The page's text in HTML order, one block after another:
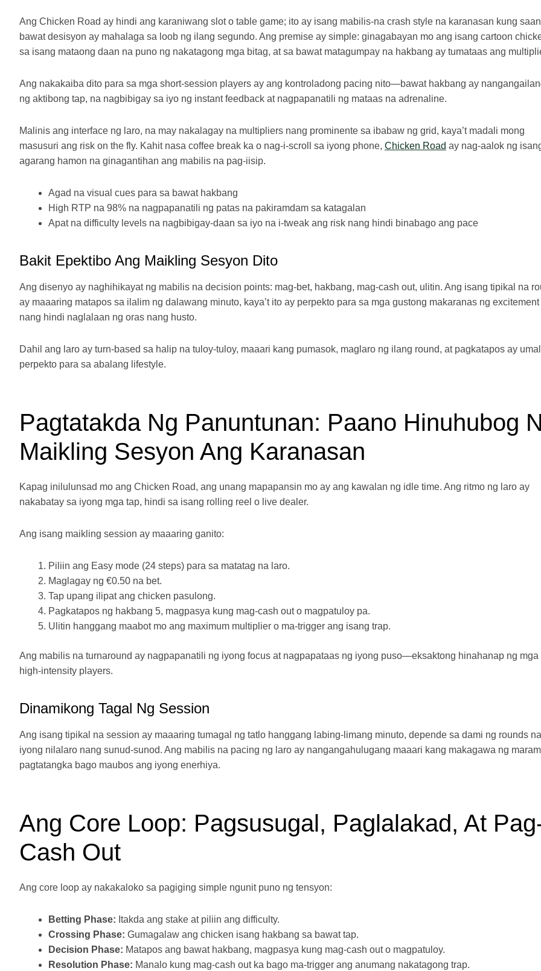
Ang Chicken Road ay hindi ang karaniwang slot o table game; ito ay isang mabilis‑na crash style na karanasan kung saan
bawat desisyon ay mahalaga sa loob ng ilang segundo. Ang premise ay simple: ginagabayan mo ang isang cartoon
sa isang mataong daan na puno ng nakatagong mga bitag, at sa bawat matagumpay na hakbang ay tumataas ang
Ang nakakaiba dito para sa mga short‑session players ay ang kontroladong pacing nito—bawat hakbang ay
ng aktibong tap, na nagbibigay sa iyo ng instant feedback at nagpapanatili ng mataas na adrenaline.
Malinis ang interface ng laro, na may nakalagay na multipliers nang prominente sa ibabaw ng grid, kaya’t madali mong
masusuri ang risk on the fly. Kahit nasa coffee break ka o nag-i-scroll sa iyong phone, Chicken Road ay nag-aalok ng
agarang hamon na ginagantihan ang mabilis na pag-iisip.
Agad na visual cues para sa bawat hakbang
High RTP na 98% na nagpapanatili ng patas na pakiramdam sa katagalan
Apat na difficulty levels na nagbibigay-daan sa iyo na i-tweak ang risk nang hindi binabago ang pace
Bakit Epektibo Ang Maikling Sesyon Dito
Ang disenyo ay naghihikayat ng mabilis na decision points: mag-bet, hakbang, mag-cash out, ulitin. Ang isang tipikal na
ay maaaring matapos sa ilalim ng dalawang minuto, kaya’t ito ay perpekto para sa mga gustong makaranas ng excitement
nang hindi naglalaan ng oras nang husto.
Dahil ang laro ay turn‑based sa halip na tuloy-tuloy, maaari kang pumasok, maglaro ng ilang round, at pagkatapos ay
perpekto para sa abalang lifestyle.
Pagtatakda Ng Panuntunan: Paano Hinuhubog
Maikling Sesyon Ang Karanasan
Kapag inilulunsad mo ang Chicken Road, ang unang mapapansin mo ay ang kawalan ng idle time. Ang ritmo ng laro ay
nakabatay sa iyong mga tap, hindi sa isang rolling reel o live dealer.
Ang isang maikling session ay maaaring ganito:
Piliin ang Easy mode (24 steps) para sa matatag na laro.
Maglagay ng €0.50 na bet.
Tap upang ilipat ang chicken pasulong.
Pagkatapos ng hakbang 5, magpasya kung mag-cash out o magpatuloy pa.
Ulitin hanggang maabot mo ang maximum multiplier o ma-trigger ang isang trap.
Ang mabilis na turnaround ay nagpapanatili ng iyong focus at nagpapataas ng iyong puso—eksaktong hinahanap ng mga
high‑intensity players.
Dinamikong Tagal Ng Session
Ang isang tipikal na session ay maaaring tumagal ng tatlo hanggang labing-limang minuto, depende sa dami ng rounds na
iyong nilalaro nang sunud-sunod. Ang mabilis na pacing ng laro ay nangangahulugang maaari kang makagawa ng
pagtatangka bago maubos ang iyong enerhiya.
Ang Core Loop: Pagsusugal, Paglalakad, At
Cash Out
Ang core loop ay nakakaloko sa pagiging simple ngunit puno ng tensyon:
Betting Phase: Itakda ang stake at piliin ang difficulty.
Crossing Phase: Gumagalaw ang chicken isang hakbang sa bawat tap.
Decision Phase: Matapos ang bawat hakbang, magpasya kung mag-cash out o magpatuloy.
Resolution Phase: Manalo kung mag-cash out ka bago ma-trigger ang anumang nakatagong trap.